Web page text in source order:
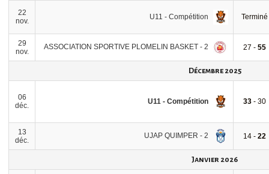
22
nov.
U11 - Compétition Terminé
29
nov.
ASSOCIATION SPORTIVE PLOMELIN BASKET - 2 27 - 55
Décembre 2025
06
déc.
U11 - Compétition 33- 30
13
déc.
UJAP QUIMPER - 2 14 - 22
Janvier 2026